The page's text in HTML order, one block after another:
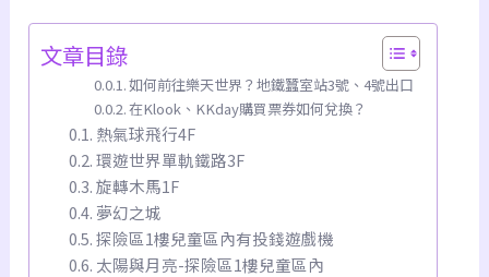
文章目錄
如何前往樂天世界？地鐵蠶室站3號、4號出口
在Klook、KKday購買票券如何兌換？
熱氣球飛行4F
環遊世界單軌鐵路3F
旋轉木馬1F
夢幻之城
探險區1樓兒童區內有投錢遊戲機
太陽與月亮-探險區1樓兒童區內